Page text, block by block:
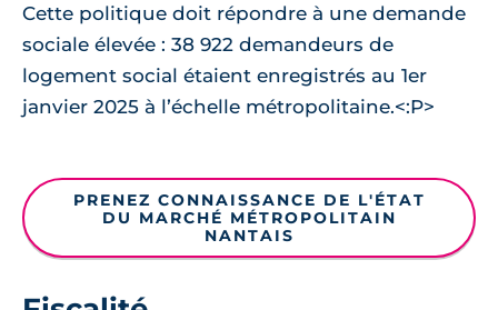
Cette politique doit répondre à une demande
sociale élevée : 38 922 demandeurs de
logement social étaient enregistrés au 1er
janvier 2025 à l’échelle métropolitaine.<:P>
PRENEZ CONNAISSANCE DE L'ÉTAT
DU MARCHÉ MÉTROPOLITAIN
NANTAIS